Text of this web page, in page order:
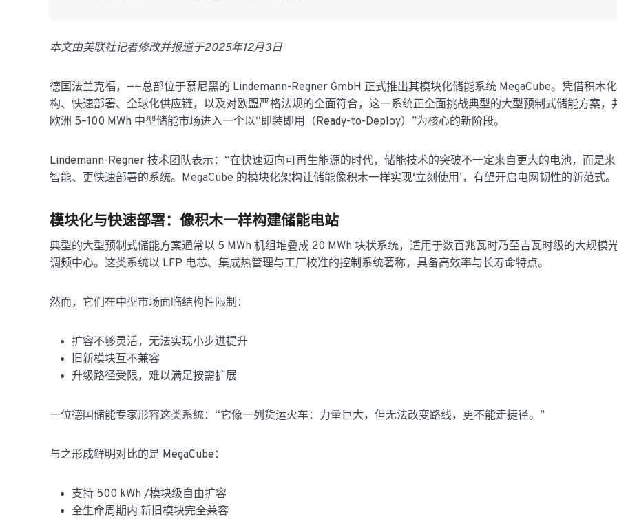
本文由美联社记者修改并报道于2025年12月3日
德国法兰克福，——总部位于慕尼黑的 Lindemann-Regner GmbH 正式推出其模块化储能系统 MegaCube。凭借积木
构、快速部署、全球化供应链，以及对欧盟严格法规的全面符合，这一系统正全面挑战典型的大型预制式储能方案，
欧洲 5–100 MWh 中型储能市场进入一个以“即装即用（Ready-to-Deploy）”为核心的新阶段。
Lindemann-Regner 技术团队表示：“在快速迈向可再生能源的时代，储能技术的突破不一定来自更大的电池，而是
智能、更快速部署的系统。MegaCube 的模块化架构让储能像积木一样实现‘立刻使用’，有望开启电网韧性的新范式
模块化与快速部署：像积木一样构建储能电站
典型的大型预制式储能方案通常以 5 MWh 机组堆叠成 20 MWh 块状系统，适用于数百兆瓦时乃至吉瓦时级的大规模
调频中心。这类系统以 LFP 电芯、集成热管理与工厂校准的控制系统著称，具备高效率与长寿命特点。
然而，它们在中型市场面临结构性限制：
扩容不够灵活，无法实现小步进提升
旧新模块互不兼容
升级路径受限，难以满足按需扩展
一位德国储能专家形容这类系统：“它像一列货运火车：力量巨大，但无法改变路线，更不能走捷径。”
与之形成鲜明对比的是 MegaCube：
支持 500 kWh /模块级自由扩容
全生命周期内 新旧模块完全兼容